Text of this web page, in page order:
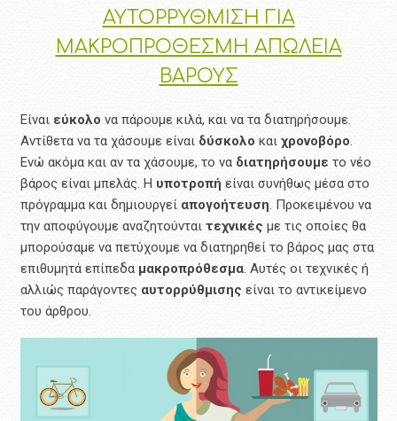
ΑΥΤΟΡΡΥΘΜΙΣΗ ΓΙΑ
ΜΑΚΡΟΠΡΟΘΕΣΜΗ ΑΠΩΛΕΙΑ
ΒΑΡΟΥΣ
Είναι εύκολο να πάρουμε κιλά, και να τα διατηρήσουμε.
Αντίθετα να τα χάσουμε είναι δύσκολο και χρονοβόρο.
Ενώ ακόμα και αν τα χάσουμε, το να διατηρήσουμε το νέο
βάρος είναι μπελάς. Η υποτροπή είναι συνήθως μέσα στο
πρόγραμμα και δημιουργεί απογοήτευση. Προκειμένου να
την αποφύγουμε αναζητούνται τεχνικές με τις οποίες θα
μπορούσαμε να πετύχουμε να διατηρηθεί το βάρος μας στα
επιθυμητά επίπεδα μακροπρόθεσμα. Αυτές οι τεχνικές ή
αλλιώς παράγοντες αυτορρύθμισης είναι το αντικείμενο
του άρθρου.